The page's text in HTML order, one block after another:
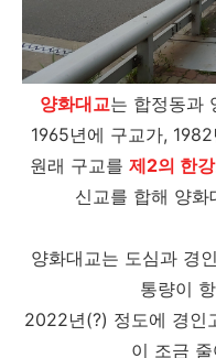
양화대교는 합정동과
1965년에 구교가,
원래 구교를 제2의 한
신교를 합해 양화
양화대교는 도심과 경
통량이
2022년(?) 정도에 경인
이 조금